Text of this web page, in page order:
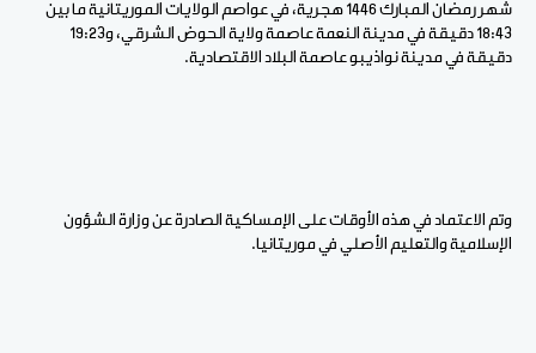
شهر رمضان المبارك 1446 هجرية، في عواصم الولايات الموريتانية ما بين
18:43 دقيقة في مدينة النعمة عاصمة ولاية الحوض الشرقي، و19:23
دقيقة في مدينة نواذيبو عاصمة البلاد الاقتصادية.
وتم الاعتماد في هذه الأوقات على الإمساكية الصادرة عن وزارة الشؤون
الإسلامية والتعليم الأصلي في موريتانيا.